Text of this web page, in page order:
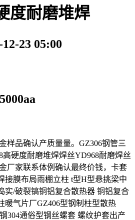
度耐磨堆焊
23 05:00
品确认产质量量。GZ306钢管三
硬度耐磨堆焊焊丝YD968耐磨焊丝
厂家联系体例确认最终价钱，卡套
接膜布局雨棚立柱 t型H型悬挑梁中
实/破裂镐铜铝复合散热器 铜铝复合
暖气片厂GZ406型钢制柱型散热
304通俗型钢丝螺套 螺纹护套出产